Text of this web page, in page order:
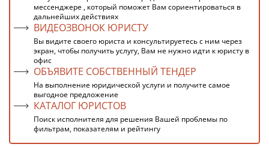
мессенджере , который поможет Вам сориентироваться в
дальнейших действиях
ВИДЕОЗВОНОК ЮРИСТУ
Вы видите своего юриста и консультируетесь с ним через
экран, чтобы получить услугу, Вам не нужно идти к юристу в
офис
ОБЪЯВИТЕ СОБСТВЕННЫЙ ТЕНДЕР
На выполнение юридической услуги и получите самое
выгодное предложение
КАТАЛОГ ЮРИСТОВ
Поиск исполнителя для решения Вашей проблемы по
фильтрам, показателям и рейтингу